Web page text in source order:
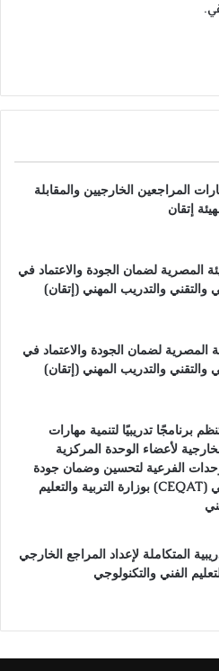
المراجعين الخارجيين والمقابلة
إتقان
المصرية لضمان الجودة والاعتماد في
والتقني والتدريب المهني (إتقان)
المصرية لضمان الجودة والاعتماد في
والتقني والتدريب المهني (إتقان)
برنامجًا تدريبيًا لتنمية مهارات
لأعضاء الوحدة المركزية
الفرعية لتحسين وضمان جودة
التعليم الفني (CEQAT) بوزارة التربية والتعليم
المتكاملة لإعداد المراجع الخارجي
الفني والتكنولوجي